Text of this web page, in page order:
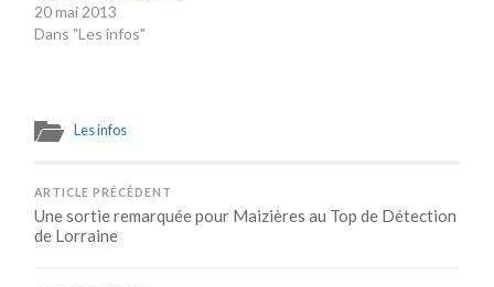
20 mai 2013
Dans "Les infos"
Les infos
ARTICLE PRÉCÉDENT
Une sortie remarquée pour Maizières au Top de Détection
de Lorraine